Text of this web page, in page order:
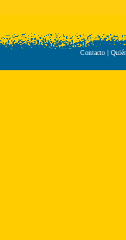
Contacto|